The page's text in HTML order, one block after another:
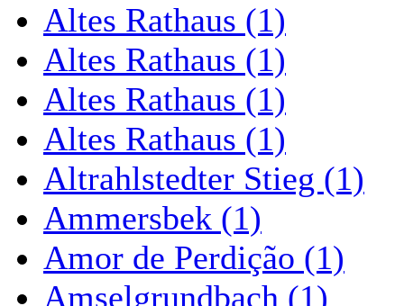
Altes Rathaus (1)
Altes Rathaus (1)
Altes Rathaus (1)
Altes Rathaus (1)
Altrahlstedter Stieg (1)
Ammersbek (1)
Amor de Perdição (1)
Amselgrundbach (1)